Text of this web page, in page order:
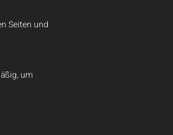
Seiten und
um